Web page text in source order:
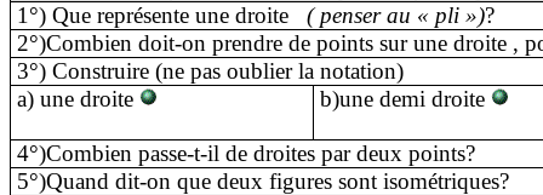
1°) Que représente une droite
( penser au « pli »)?
2°)Combien doit-on prendre de points sur une droite ,
3°) Construire (ne pas oublier la notation)
a) une droite
b)une demi droite
4°)Combien passe-t-il de droites par deux points?
5°)Quand dit-on que deux figures sont isométriques?